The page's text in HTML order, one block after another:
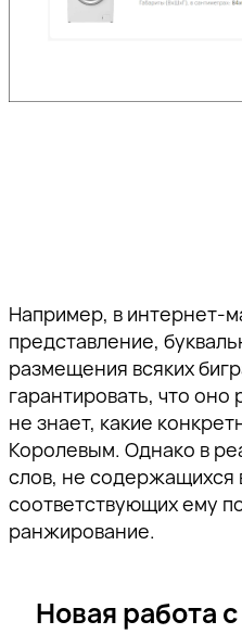
Например, в интернет-
представление,
размещения всяких
гарантировать, что оно
не знает, какие
Королевым. Однако в
слов, не содержащихся
соответствующих ему
ранжирование.
Новая работа